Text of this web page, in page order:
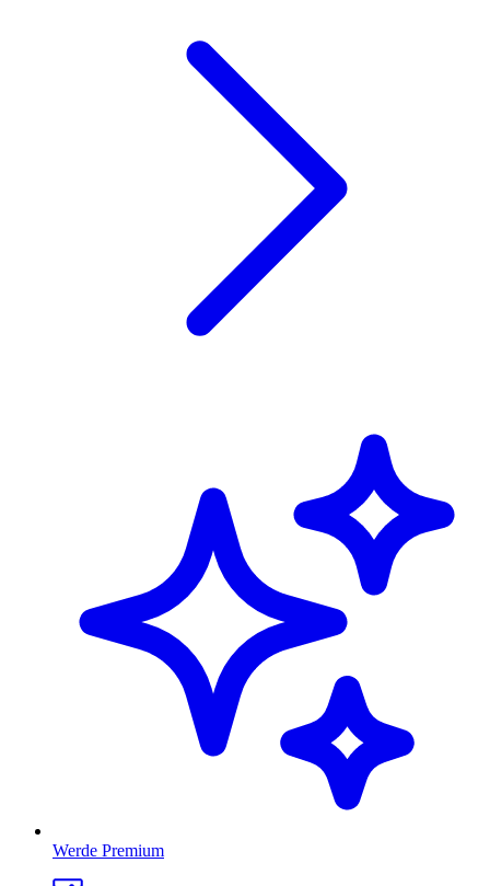
Werde Premium